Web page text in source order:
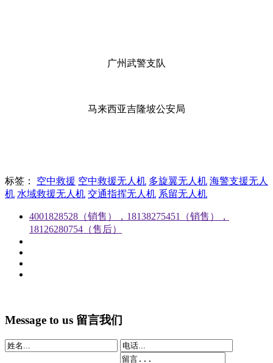
广州武警支队
马来西亚吉隆坡公安局
标签： 空中救援 空中救援无人机 多旋翼无人机 海警支援无人
机 水域救援无人机 交通指挥无人机 系留无人机
4001828528（销售），18138275451（销售），
18126280754（售后）
Message to us 留言我们